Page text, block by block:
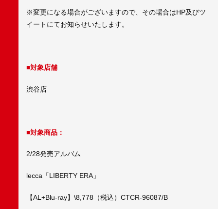
※変更になる場合がございますので、その場合はHP及びツ
イートにてお知らせいたします。
■対象店舗
渋谷店
■対象商品：
2/28発売アルバム
lecca「LIBERTY ERA」
【AL+Blu-ray】\8,778（税込）CTCR-96087/B